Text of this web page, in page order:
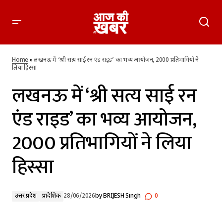
प्रतिभागियों ने लिया हिस्सा
Home»लखनऊ में ‘श्री सत्य साई रन एंड राइड’ का भव्य आयोजन, 2000 प्रतिभागियों ने
लिया हिस्सा
लखनऊ में ‘श्री सत्य साई रन
एंड राइड’ का भव्य आयोजन,
2000 प्रतिभागियों ने लिया
हिस्सा
उत्तर प्रदेश प्रादेशिक 28/06/2026byBRIJESH Singh 0